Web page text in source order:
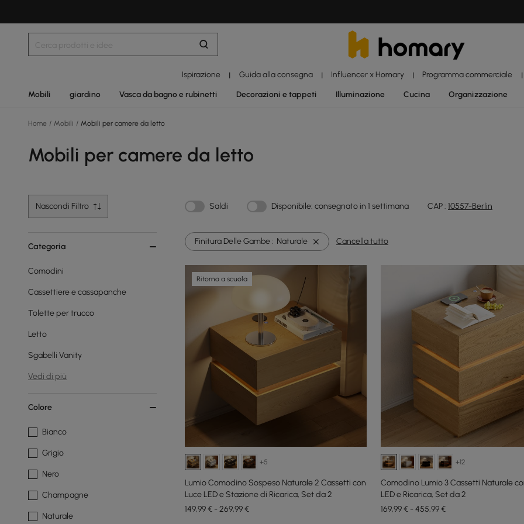
Ispirazione | Guida alla consegna | Influencer x Homary | Programma commerciale |
Mobili giardino Vasca da bagno e rubinetti Decorazioni e tappeti Illuminazione Cucina Organizzazione
Home / Mobili / Mobili per camere da letto
Mobili per camere da letto
Nascondi Filtro Saldi Disponibile: consegnato in 1 settimana CAP : 10557-Berlin
Categoria
Comodini
Cassettiere e cassapanche
Tolette per trucco
Letto
Sgabelli Vanity
Vedi di più
Colore
Bianco
Grigio
Nero
Champagne
Naturale
Finitura Delle Gambe : Naturale Cancella tutto
Ritorno a scuola
+5
Lumio Comodino Sospeso Naturale 2 Cassetti con
Luce LED e Stazione di Ricarica, Set da 2
149,99 € - 269,99 €
+12
Comodino Lumio 3 Cassetti Naturale
LED e Ricarica, Set da 2
169,99 € - 455,99 €